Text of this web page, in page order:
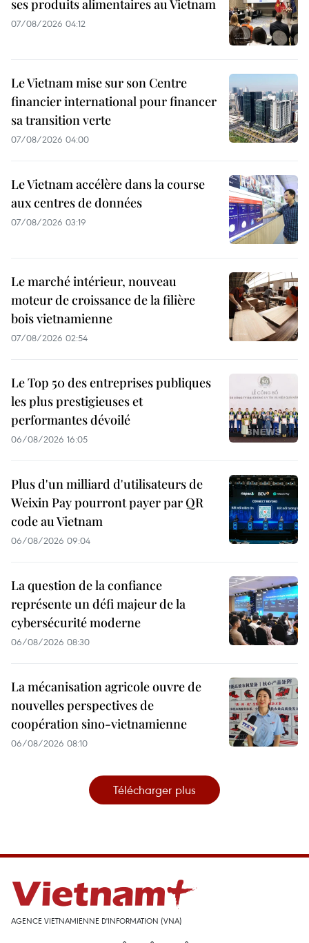
ses produits alimentaires au Vietnam
07/08/2026 04:12
Le Vietnam mise sur son Centre
financier international pour financer
sa transition verte
07/08/2026 04:00
Le Vietnam accélère dans la course
aux centres de données
07/08/2026 03:19
Le marché intérieur, nouveau
moteur de croissance de la filière
bois vietnamienne
07/08/2026 02:54
Le Top 50 des entreprises publiques
les plus prestigieuses et
performantes dévoilé
06/08/2026 16:05
Plus d'un milliard d'utilisateurs de
Weixin Pay pourront payer par QR
code au Vietnam
06/08/2026 09:04
La question de la confiance
représente un défi majeur de la
cybersécurité moderne
06/08/2026 08:30
La mécanisation agricole ouvre de
nouvelles perspectives de
coopération sino-vietnamienne
06/08/2026 08:10
Télécharger plus
AGENCE VIETNAMIENNE D'INFORMATION (VNA)